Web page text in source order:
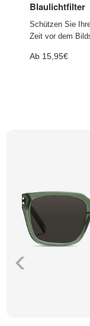
Blaulichtfilter
Schützen Sie
Zeit vor dem
Ab 15,95€